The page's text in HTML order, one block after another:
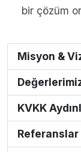
bir çözüm
Misyon &
KVKK
Referanslar